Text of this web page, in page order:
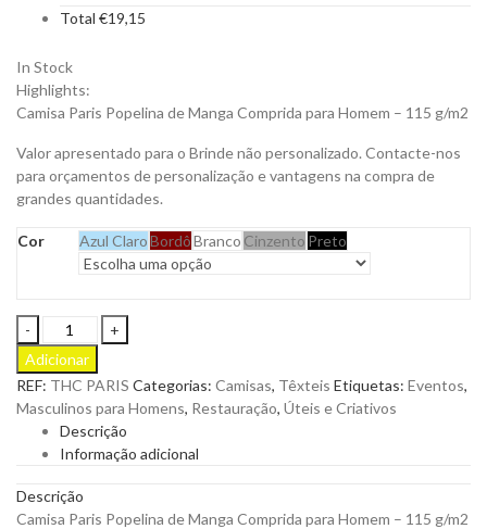
Total €19,15
In Stock
Highlights:
Camisa Paris Popelina de Manga Comprida para Homem – 115 g/m2
Valor apresentado para o Brinde não personalizado. Contacte-nos
para orçamentos de personalização e vantagens na compra de
grandes quantidades.
Cor Azul ClaroBordôBranco Cinzento Preto
Camisa
Paris
de
M.
Comprida
Homem
para
quantity
Adicionar
REF: THC PARIS Categorias: Camisas, Têxteis Etiquetas: Eventos,
Masculinos para Homens, Restauração, Úteis e Criativos
Descrição
Informação adicional
Descrição
Camisa Paris Popelina de Manga Comprida para Homem – 115 g/m2